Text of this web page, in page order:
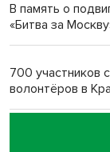
В память о
«Битва за
700 участников
волонтёров в
Честный выбор: